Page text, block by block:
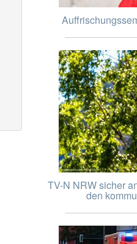
TV-N NRW sicher
den